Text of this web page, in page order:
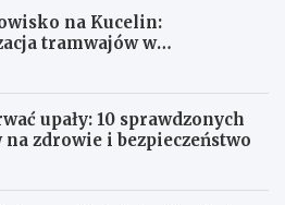
na Kucelin:
tramwajów w
upały: 10 sprawdzonych
na zdrowie i bezpieczeństwo